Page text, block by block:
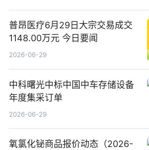
普昂医疗6月29日大宗交易成交
1148.00万元 今日要闻
2026-06-29
中科曙光中标中国中车存储设备
年度集采订单
2026-06-29
氧氯化铋商品报价动态（2026-